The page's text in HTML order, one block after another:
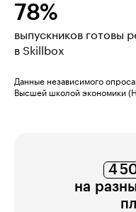
78%
выпускников готовы
в Skillbox
Данные независимого
Высшей школой экономики
4
на